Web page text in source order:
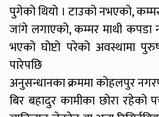
पुगेको थियो । टाउको नभएको,
जांगे लगाएको, कम्मर माथी कपडा
भएको घोप्टो परेको अवस्थामा
पारेपछि
अनुसन्धानका क्रममा कोहलपुर
बिर बहादुर कामीका छोरा रहेको